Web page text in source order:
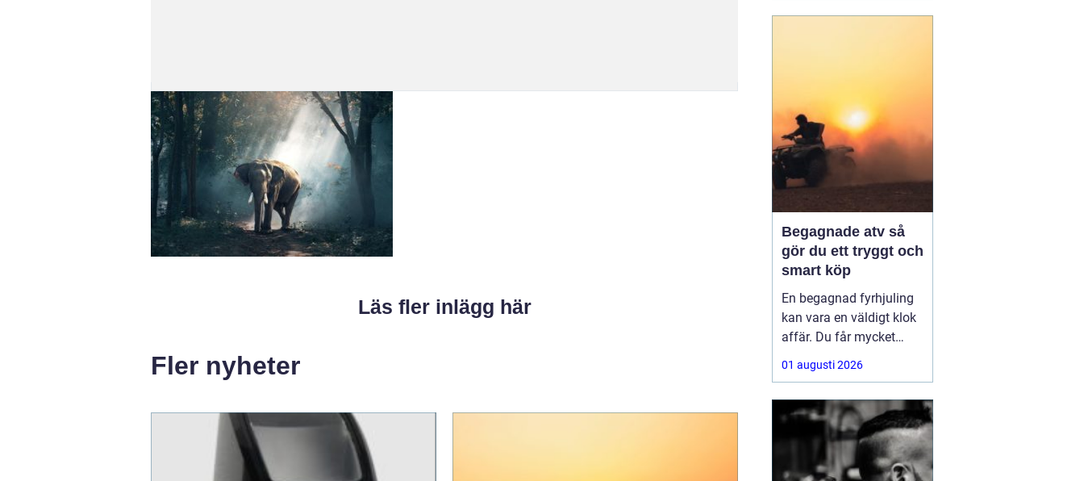
Läs fler inlägg här
Fler nyheter
hårt vat...
Begagnade atv så
gör du ett tryggt och
smart köp
En begagnad fyrhjuling
kan vara en väldigt klok
affär. Du får mycket
funktion för pengarna
och slipper den största
ofta kommer direkt när
en maskin är ny.
Samtidigt kräver ett
andrahandsköp mer
01 augusti 2026